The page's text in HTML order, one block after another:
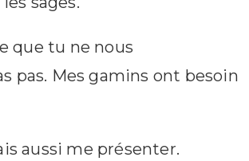
que tu ne nous
pas. Mes gamins ont besoin
aussi me présenter.